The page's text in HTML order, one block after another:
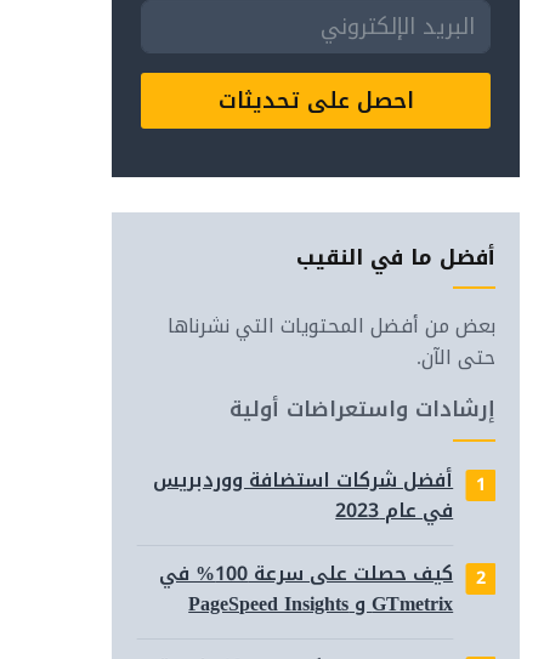
احصل على تحديثات
Alternative:
أفضل ما في النقيب
بعض من أفضل المحتويات التي نشرناها
حتى الآن.
إرشادات واستعراضات أولية
أفضل شركات استضافة ووردبريس
في عام 2023
كيف حصلت على سرعة 100% في
GTmetrix و PageSpeed Insights